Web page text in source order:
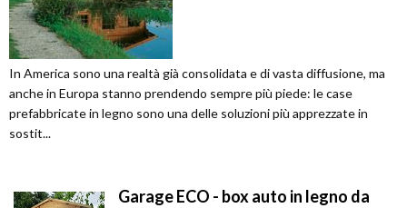
In America sono una realtà già consolidata e di vasta diffusione, ma
anche in Europa stanno prendendo sempre più piede: le case
prefabbricate in legno sono una delle soluzioni più apprezzate in
sostit...
Garage ECO - box auto in legno da